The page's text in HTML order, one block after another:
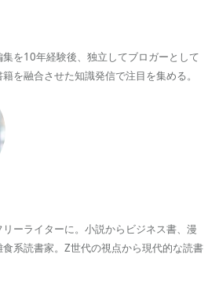
を10年経験後、独立してブロガーとして
を融合させた知識発信で注目を集める。
ーライターに。小説からビジネス書、漫
系読書家。Z世代の視点から現代的な読書